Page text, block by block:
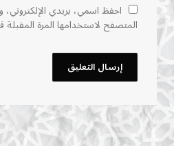
احفظ اسمي، بريدي الإلكتروني،
المتصفح لاستخدامها المرة